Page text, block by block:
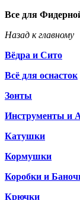
Все для
Назад к главному
Вёдра и Сито
Всё для оснасток
Зонты
Инструменты и
Катушки
Кормушки
Коробки и
Крючки